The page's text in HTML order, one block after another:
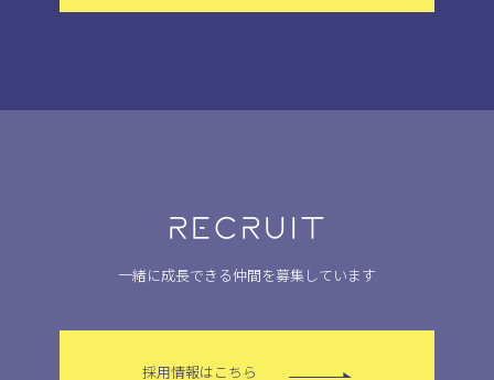
RECRUIT
一緒に成長できる仲間を募集しています
採用情報はこちら